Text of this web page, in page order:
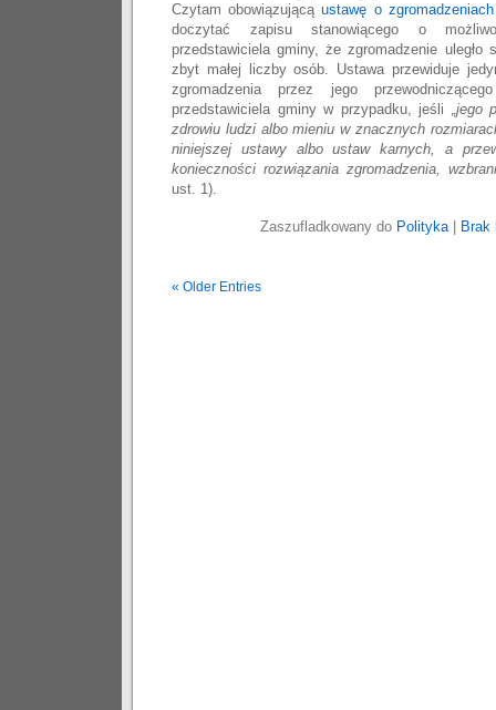
Czytam obowiązującąustawę o zgromadzeniach
doczytać zapisu stanowiącego o
przedstawiciela gminy, że zgromadzenie uległo
zbyt małej liczby osób. Ustawa przewiduje
zgromadzenia przez jego
przedstawiciela gminy w przypadku, jeśli „jego
zdrowiu ludzi albo mieniu w znacznych
niniejszej ustawy albo ustaw karnych, a
konieczności rozwiązania zgromadzenia,
ust. 1).
Zaszufladkowany do Polityka| Brak
« Older Entries